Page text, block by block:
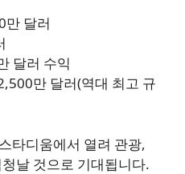
만 달러
달러 수익
만 달러(역대 최고 규
타디움에서 열려 관광,
날 것으로 기대됩니다.